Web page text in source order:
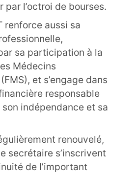
par l’octroi de bourses.
renforce aussi sa
sa participation à la
Médecins
et s’engage dans
responsable
indépendance et sa
renouvelé,
secrétaire s’inscrivent
de l’important